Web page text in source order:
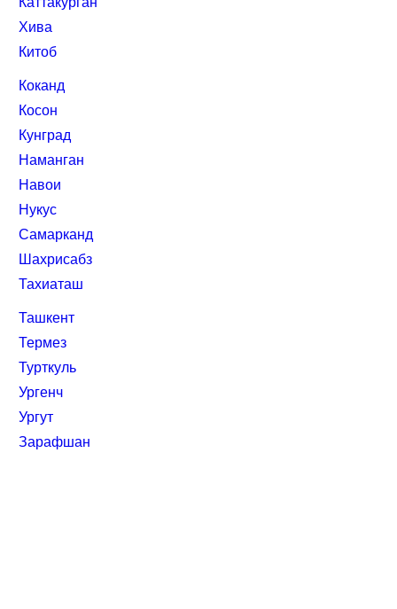
Хива
Китоб
Коканд
Косон
Кунград
Наманган
Навои
Нукус
Самарканд
Шахрисабз
Тахиаташ
Ташкент
Термез
Турткуль
Ургенч
Ургут
Зарафшан